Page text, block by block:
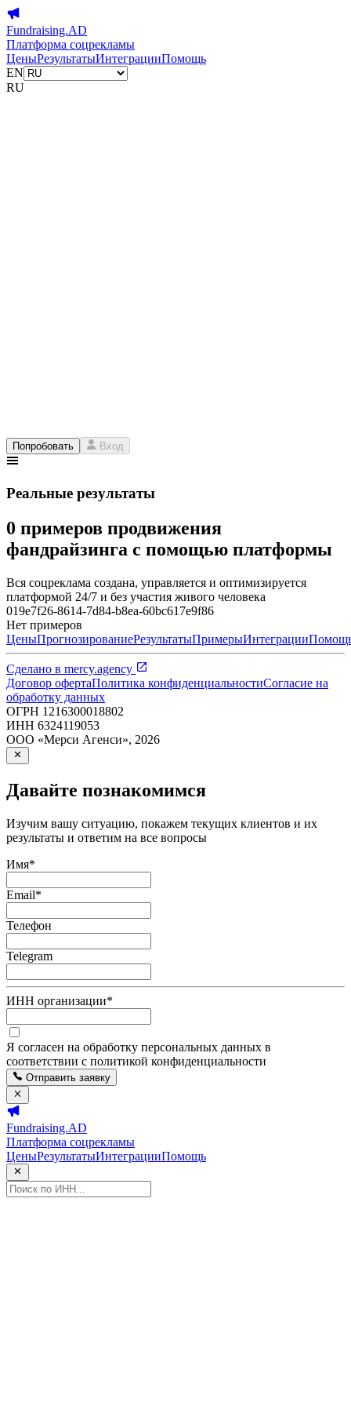
Fundraising.AD
Платформа соцрекламы
ЦеныРезультатыИнтеграцииПомощь
EN
RU
Попробовать Вход
Реальные результаты
0 примеров продвижения
фандрайзинга с помощью платформы
Вся соцреклама создана, управляется и оптимизируется
платформой 24/7 и без участия живого человека
019e7f26-8614-7d84-b8ea-60bc617e9f86
Нет примеров
ЦеныПрогнозированиеРезультатыПримерыИнтеграции
Сделано в mercy.agency
Договор офертаПолитика конфиденциальностиСогласие на
обработку данных
ОГРН 1216300018802
ИНН 6324119053
ООО «Мерси Агенси», 2026
Давайте познакомимся
Изучим вашу ситуацию, покажем текущих клиентов и их
результаты и ответим на все вопросы
Имя*
Email*
Телефон
Telegram
ИНН организации*
Я согласен на обработку персональных данных в
соответствии с политикой конфиденциальности
Отправить заявку
Fundraising.AD
Платформа соцрекламы
ЦеныРезультатыИнтеграцииПомощь